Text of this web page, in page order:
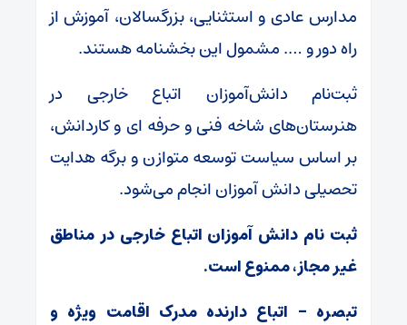
مدارس عادی و استثنایی، بزرگسالان، آموزش از
راه دور و …. مشمول این بخشنامه هستند.
ثبت‌نام دانش‌آموزان اتباع خارجی در
هنرستان‌های شاخه فنی و حرفه ای و کاردانش،
بر اساس سیاست توسعه متوازن و برگه هدایت
تحصیلی دانش آموزان انجام می‌شود.
ثبت نام دانش آموزان اتباع خارجی در مناطق
غیر مجاز، ممنوع است.
تبصره – اتباع دارنده مدرک اقامت ویژه و